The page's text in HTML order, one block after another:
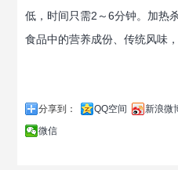
低，时间只需2～6分钟。加热
食品中的营养成份、传统风味
分享到： QQ空间 新浪微
微信